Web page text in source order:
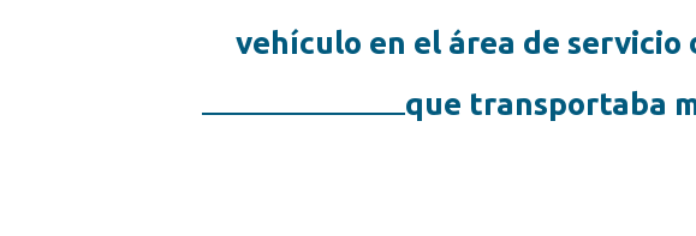
vehículo en el área de servicio
que transportaba